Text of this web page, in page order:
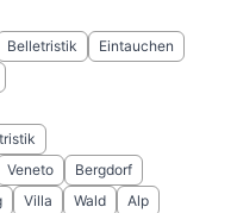
Belletristik
Eintauchen
Veneto
Bergdorf
Villa Wald
Alp